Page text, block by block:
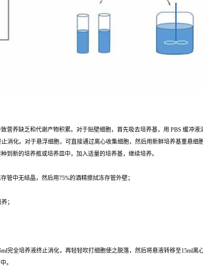
营养缺乏和代谢产物积累。对于贴壁细胞，首先吸去培养基，用 PBS 缓冲
化。对于悬浮细胞，可直接通过离心收集细胞，然后用新鲜培养基重悬细胞
到新的培养瓶或培养皿中，加入适量的培养基，继续培养。
中无结晶，然后用75%的酒精擦拭冻存管外壁；
；
全培养液终止消化，再轻轻吹打细胞使之脱落，然后将悬液转移至15ml离心
。